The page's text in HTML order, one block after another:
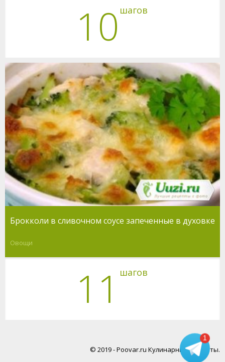
10 шагов
Брокколи в сливочном соусе запеченные в духовке
Овощи
11 шагов
© 2019 - Poovar.ru Кулинарные рецепты.
1